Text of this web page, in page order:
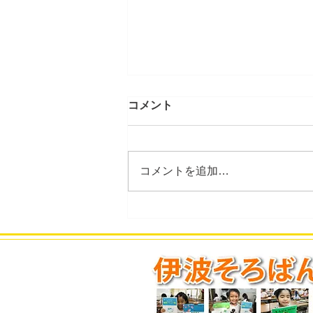
を更新しました。
コメント
コメントを追加…